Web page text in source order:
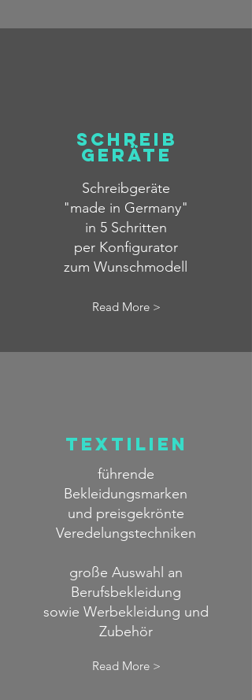
schreib
geräte
Schreibgeräte
"made in Germany"
in 5 Schritten
per Konfigurator
zum Wunschmodell
Read More >
textilien
führende
Bekleidungsmarken
und preisgekrönte
Veredelungstechniken
große Auswahl an
Berufsbekleidung
sowie Werbekleidung und
Zubehör
Read More >